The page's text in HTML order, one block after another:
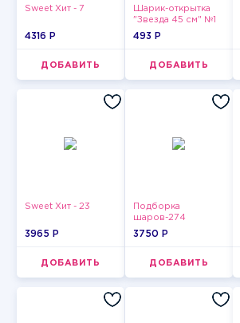
Sweet Хит - 7
4316 P
ДОБАВИТЬ
Шарик-открытка
"Звезда 45 см" №1
493 P
ДОБАВИТЬ
Sweet Хит - 23
3965 P
ДОБАВИТЬ
Подборка
шаров-274
3750 P
ДОБАВИТЬ